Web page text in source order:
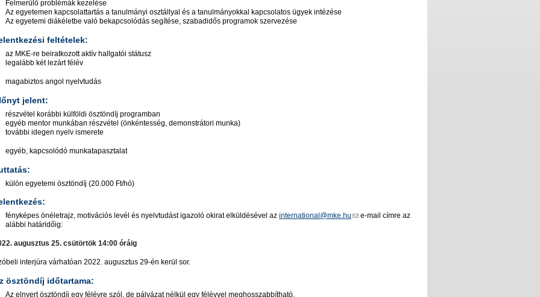
Felmerülő problémák kezelése
Az egyetemen kapcsolattartás a tanulmányi osztállyal és a tanulmányokkal kapcsolatos ügyek intézése
Az egyetemi diákéletbe való bekapcsolódás segítése, szabadidős programok szervezése
feltételek:
az MKE-re beiratkozott aktív hallgatói státusz
legalább két lezárt félév
magabiztos angol nyelvtudás
jelent:
részvétel korábbi külföldi ösztöndíj programban
egyéb mentor munkában részvétel (önkéntesség, demonstrátori munka)
további idegen nyelv ismerete
egyéb, kapcsolódó munkatapasztalat
külön egyetemi ösztöndíj (20.000 Ft/hó)
fényképes önéletrajz, motivációs levél és nyelvtudást igazoló okirat elküldésével az international@mke.hu
e-mail címre az
alábbi határidőig:
augusztus 25. csütörtök 14:00 óráig
interjúra várhatóan 2022. augusztus 29-én kerül sor.
ösztöndíj időtartama:
Az elnyert ösztöndíj egy félévre szól, de pályázat nélkül egy félévvel meghosszabbítható.